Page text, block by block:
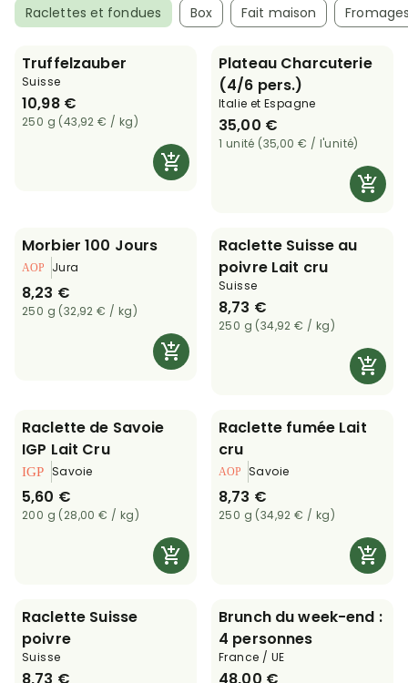
Raclettes et fondues Box Fait maison
Truffelzauber
Suisse
10,98 €
250 g (43,92 € / kg)
Plateau Charcuterie
(4/6 pers.)
Italie et Espagne
35,00 €
1 unité (35,00 € / l'unité)
Morbier 100 Jours
Jura
8,23 €
250 g (32,92 € / kg)
Raclette Suisse au
poivre Lait cru
Suisse
8,73 €
250 g (34,92 € / kg)
Raclette de Savoie
IGP Lait Cru
Savoie
5,60 €
200 g (28,00 € / kg)
Raclette fumée Lait
cru
Savoie
8,73 €
250 g (34,92 € / kg)
Raclette Suisse
poivre
Suisse
Brunch du week-end :
4 personnes
France / UE